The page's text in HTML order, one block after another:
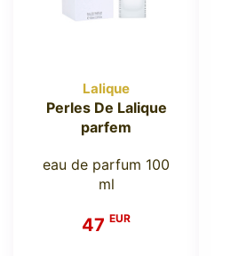
Lalique
Perles De Lalique
parfem
eau de parfum 100
ml
47 EUR